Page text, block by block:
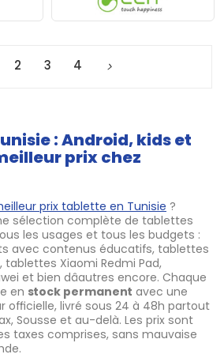
2 3 4
: Android, kids et
prix chez
prix tablette en Tunisie ?
sélection complète de tablettes
les usages et tous les budgets :
avec contenus éducatifs, tablettes
tablettes Xiaomi Redmi Pad,
et bien dâautres encore. Chaque
en stock permanent avec une
officielle, livré sous 24 à 48h partout
Sousse et au-delà. Les prix sont
taxes comprises, sans mauvaise